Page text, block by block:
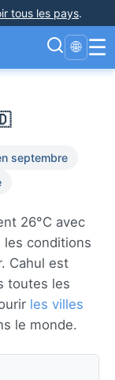
tous les pays.
🌐 ☰
septembre
26°C avec
les conditions
Cahul est
toutes les
les villes
le monde.